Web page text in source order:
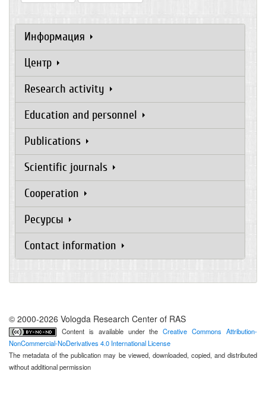
Информация
Центр
Research activity
Education and personnel
Publications
Scientific journals
Cooperation
Ресурсы
Contact information
© 2000-2026 Vologda Research Center of RAS
Content is available under theCreative Commons Attribution-
NonCommercial-NoDerivatives 4.0 International License
The metadata of the publication may be viewed, downloaded, copied, and distributed
without additional permission